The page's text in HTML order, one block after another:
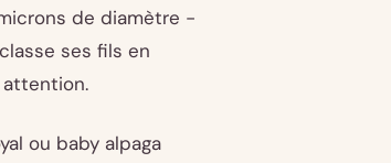
de diamètre -
ses fils en
attention.
ou baby alpaga